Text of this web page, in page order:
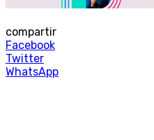
compartir
Facebook
Twitter
WhatsApp